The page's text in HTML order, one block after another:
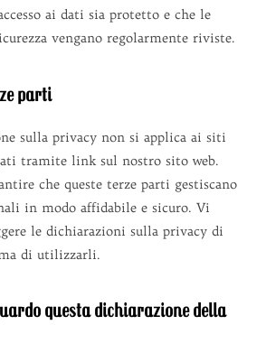
ai dati sia protetto e che le
vengano regolarmente riviste.
parti
sulla privacy non si applica ai siti
tramite link sul nostro sito web.
che queste terze parti gestiscano
in modo affidabile e sicuro. Vi
le dichiarazioni sulla privacy di
di utilizzarli.
questa dichiarazione della